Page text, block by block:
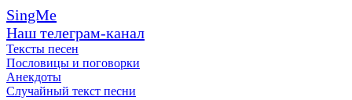
SingMe
Наш телеграм-канал
Тексты песен
Пословицы и поговорки
Анекдоты
Случайный текст песни